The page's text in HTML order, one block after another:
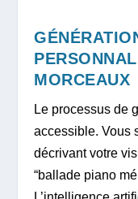
MORCEAUX
Le processus de
accessible. Vous
décrivant votre
“ballade piano